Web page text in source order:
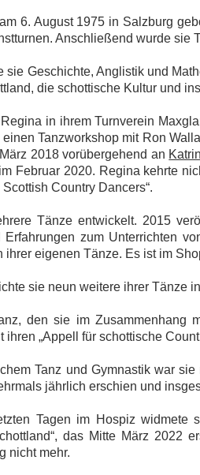
6. August 1975 in Salzburg
Anschließend wurde sie
sie Geschichte, Anglistik und
die schottische Kultur und
in ihrem Turnverein
Tanzworkshop mit Ron
2018 vorübergehend an
Februar 2020. Regina kehrte
Country Dancers“.
Tänze entwickelt. 2015
Erfahrungen zum Unterrichten
ihrer eigenen Tänze. Es ist im
sie neun weitere ihrer Tänze
den sie im Zusammenhang
ihren „Appell für schottische
Tanz und Gymnastik war
jährlich erschien und
Tagen im Hospiz widmete
das Mitte März 2022
nicht mehr.